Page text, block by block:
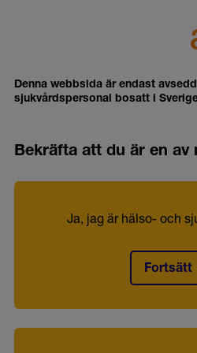
Denna webbsida är endast
sjukvårdspersonal bosatt i
Bekräfta att du är en av
Ja, jag är hälso- och
Fortsätt